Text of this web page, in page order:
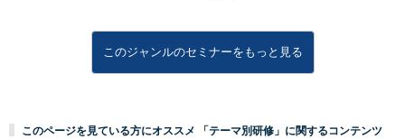
このジャンルのセミナーをもっと見る
このページを見ている方にオススメ 「テーマ別研修」に関するコンテンツ